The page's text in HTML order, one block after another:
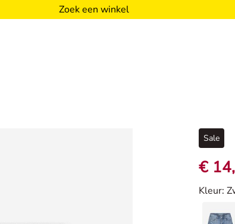
Zoek een winkel
Sale
€
Kleur: